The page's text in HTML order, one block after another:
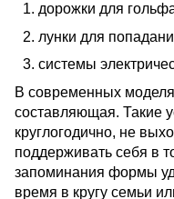
дорожки для
лунки для
системы
В современных
составляющая. Такие
круглогодично, не
поддерживать себя в
запоминания формы
время в кругу семьи